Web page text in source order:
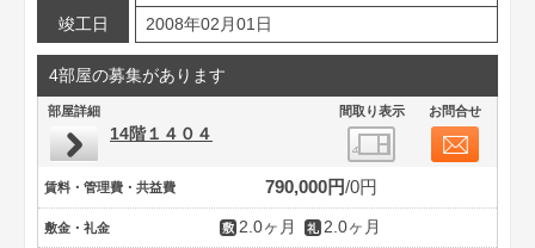
竣工日
2008年02月01日
4部屋の募集があります
部屋詳細 間取り表示 お問合せ
14階１４０４
賃料・管理費・共益費 790,000円 0円
敷金・礼金 2.0ヶ月 2.0ヶ月